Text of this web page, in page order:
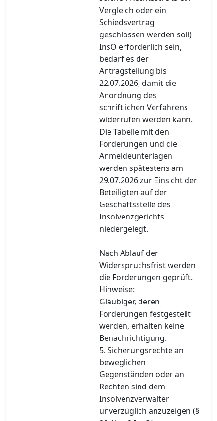
Vergleich oder ein
Schiedsvertrag
geschlossen werden soll)
InsO erforderlich sein,
bedarf es der
Antragstellung bis
22.07.2026, damit die
Anordnung des
schriftlichen Verfahrens
widerrufen werden kann.
Die Tabelle mit den
Forderungen und die
Anmeldeunterlagen
werden spätestens am
29.07.2026 zur Einsicht der
Beteiligten auf der
Geschäftsstelle des
Insolvenzgerichts
niedergelegt.
Nach Ablauf der
Widerspruchsfrist werden
die Forderungen geprüft.
Hinweise:
Gläubiger, deren
Forderungen festgestellt
werden, erhalten keine
Benachrichtigung.
5. Sicherungsrechte an
beweglichen
Gegenständen oder an
Rechten sind dem
Insolvenzverwalter
unverzüglich anzuzeigen (§